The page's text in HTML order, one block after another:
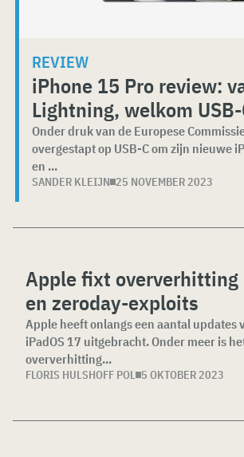
REVIEW
iPhone 15 Pro review:
Lightning, welkom
Onder druk van de Europese
overgestapt op USB-C om zijn nieuwe
en ...
SANDER KLEIJN 25 NOVEMBER 2023
Apple fixt oververhitting
en zeroday-exploits
Apple heeft onlangs een aantal updates
iPadOS 17 uitgebracht. Onder meer is
oververhitting...
FLORIS HULSHOFF POL 5 OKTOBER 2023